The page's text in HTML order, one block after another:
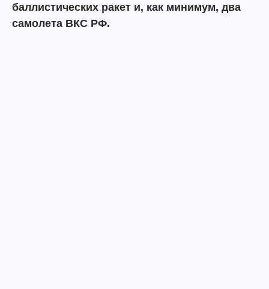
баллистических ракет и, как минимум, два
самолета ВКС РФ.